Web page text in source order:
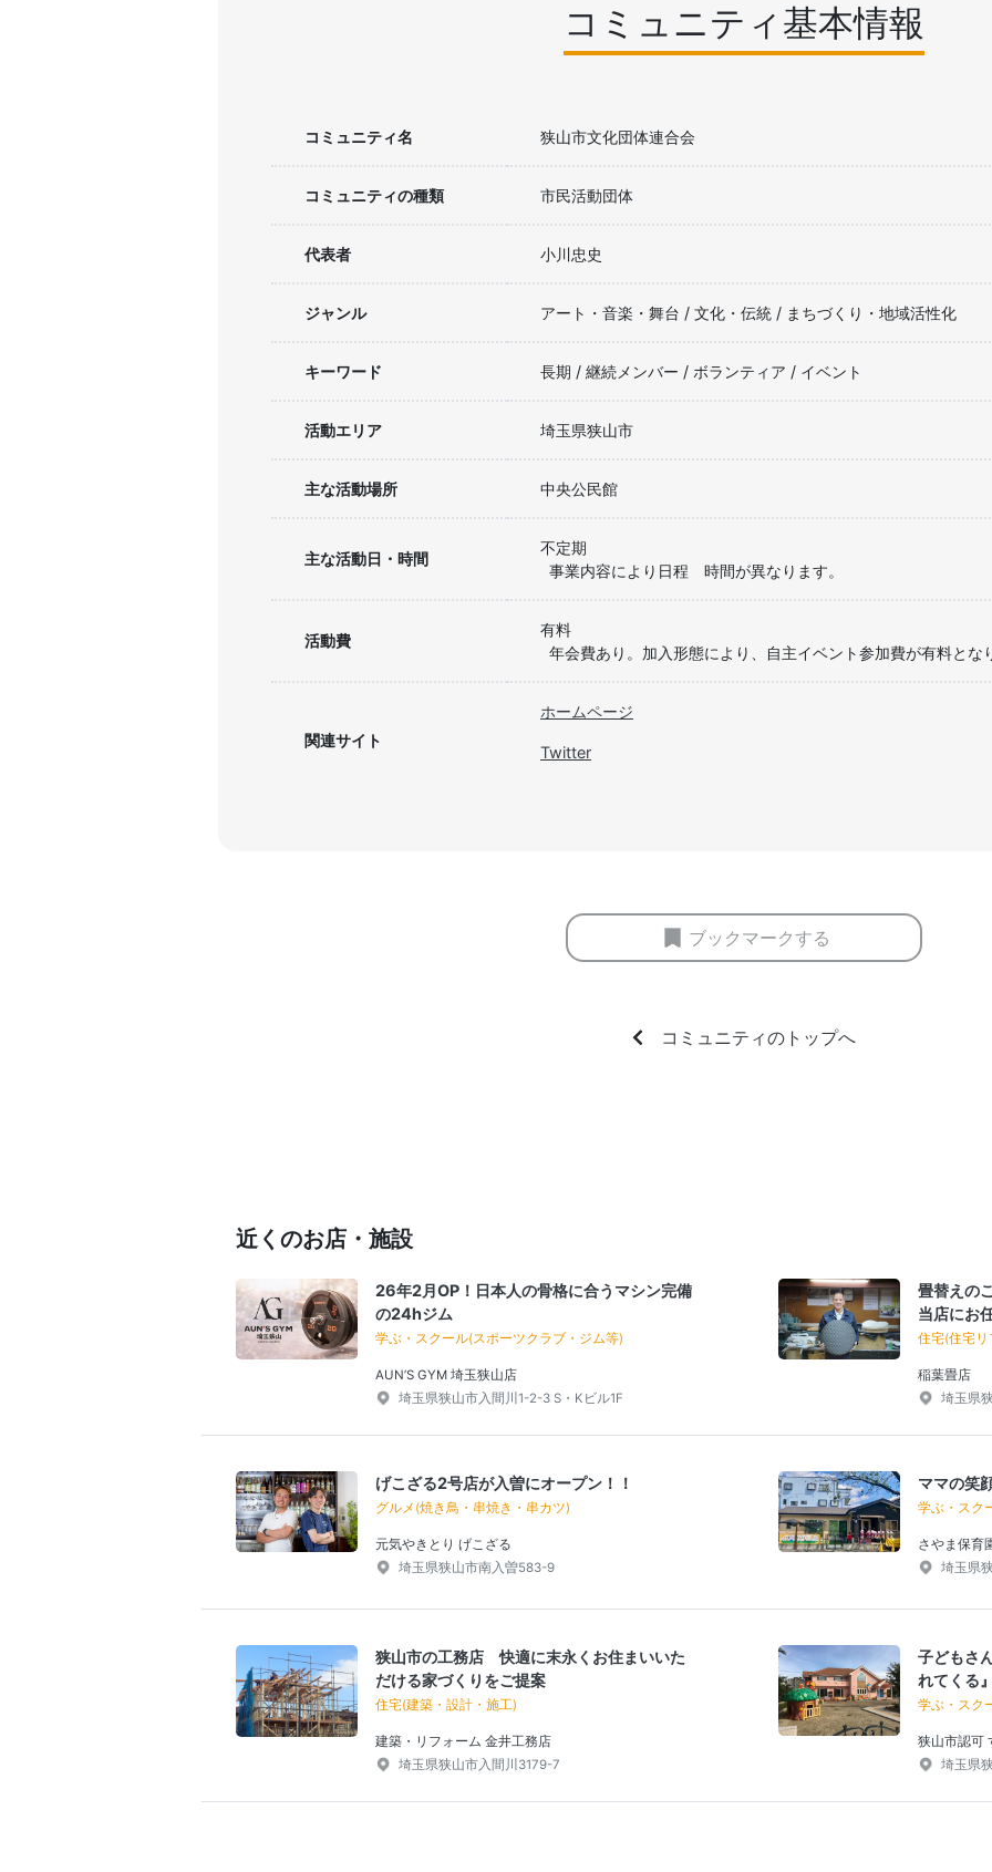
コミュニティ基本情報
コミュニティ名 狭山市文化団体連合会
コミュニティの種類 市民活動団体
代表者 小川忠史
ジャンル アート・音楽・舞台 / 文化・伝統 / まちづくり・地域活性化
キーワード 長期 / 継続メンバー / ボランティア / イベント
活動エリア 埼玉県狭山市
主な活動場所 中央公民館
主な活動日・時間
不定期
事業内容により日程　時間が異なります。
活動費
有料
年会費あり。加入形態により、自主イベント参加費が有料とな
関連サイト
ホームページ
Twitter
ブックマークする
コミュニティのトップへ
近くのお店・施設
26年2月OP！日本人の骨格に合うマシン完備
の24hジム
学ぶ・スクール(スポーツクラブ・ジム等)
AUN’S GYM 埼玉狭山店
埼玉県狭山市入間川1-2-3 S・Kビル1F
畳替えの
当店にお
住宅(住宅
稲葉畳店
埼玉県
げこざる2号店が入曽にオープン！！
グルメ(焼き鳥・串焼き・串カツ)
元気やきとり げこざる
埼玉県狭山市南入曽583-9
ママの笑
学ぶ・スク
さやま保育
埼玉県
狭山市の工務店 快適に末永くお住まいいた
だける家づくりをご提案
住宅(建築・設計・施工)
建築・リフォーム 金井工務店
埼玉県狭山市入間川3179-7
子どもさ
れてくる
学ぶ・スク
狭山市認可
埼玉県